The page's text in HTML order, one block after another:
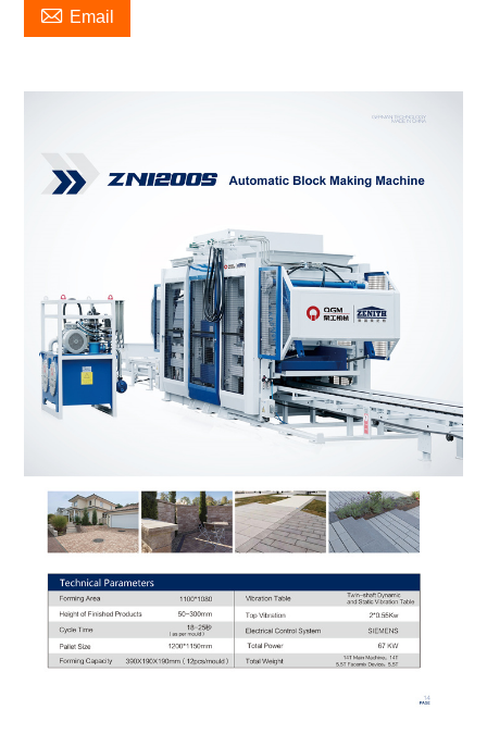
 Email